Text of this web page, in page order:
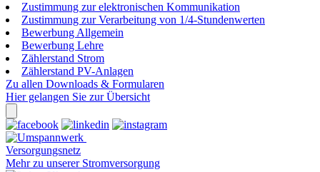
Zustimmung zur elektronischen Kommunikation
Zustimmung zur Verarbeitung von 1/4-Stundenwerten
Bewerbung Allgemein
Bewerbung Lehre
Zählerstand Strom
Zählerstand PV-Anlagen
Zu allen Downloads & Formularen
Hier gelangen Sie zur Übersicht
Versorgungsnetz
Mehr zu unserer Stromversorgung